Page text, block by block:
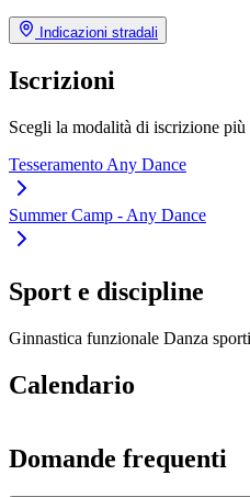
Indicazioni stradali
Iscrizioni
Scegli la modalità di iscrizione più
Tesseramento Any Dance
Summer Camp - Any Dance
Sport e discipline
Ginnastica funzionale Danza
Calendario
Domande frequenti